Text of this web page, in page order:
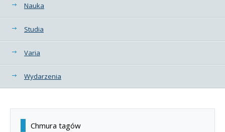
Nauka
Studia
Varia
Wydarzenia
Chmura tagów